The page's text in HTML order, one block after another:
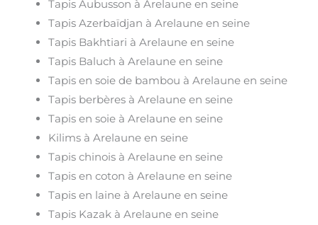
Tapis Aubusson à Arelaune en seine
Tapis Azerbaïdjan à Arelaune en seine
Tapis Bakhtiari à Arelaune en seine
Tapis Baluch à Arelaune en seine
Tapis en soie de bambou à Arelaune en seine
Tapis berbères à Arelaune en seine
Tapis en soie à Arelaune en seine
Kilims à Arelaune en seine
Tapis chinois à Arelaune en seine
Tapis en coton à Arelaune en seine
Tapis en laine à Arelaune en seine
Tapis Kazak à Arelaune en seine